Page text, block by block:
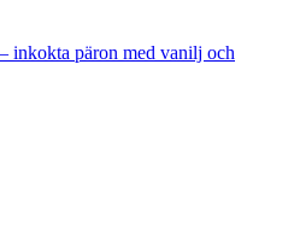
inkokta päron med vanilj och